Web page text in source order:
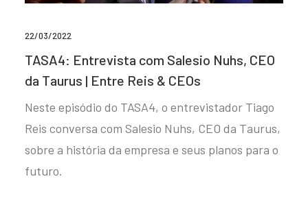
22/03/2022
TASA4: Entrevista com Salesio Nuhs, CEO
da Taurus | Entre Reis & CEOs
Neste episódio do TASA4, o entrevistador Tiago
Reis conversa com Salesio Nuhs, CEO da Taurus,
sobre a história da empresa e seus planos para o
futuro.